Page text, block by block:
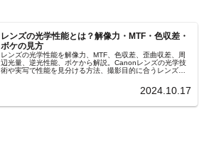
レンズの光学性能とは？解像力・MTF・色収差・
ボケの見方
レンズの光学性能を解像力、MTF、色収差、歪曲収差、周
辺光量、逆光性能、ボケから解説。Canonレンズの光学技
術や実写で性能を見分ける方法、撮影目的に合うレンズ選
2024.10.17